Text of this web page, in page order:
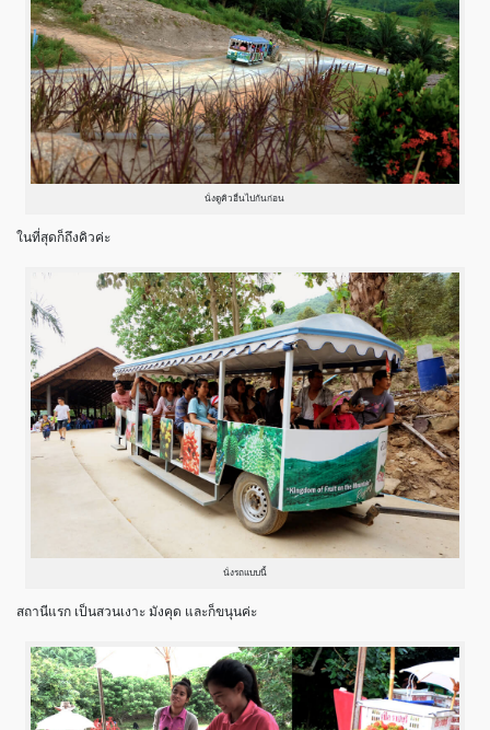
นั่งดูคิวอื่นไปกันก่อน
ในที่สุดก็ถึงคิวค่ะ
นั่งรถแบบนี้
สถานีแรก เป็นสวนเงาะ มังคุด และก็ขนุนค่ะ